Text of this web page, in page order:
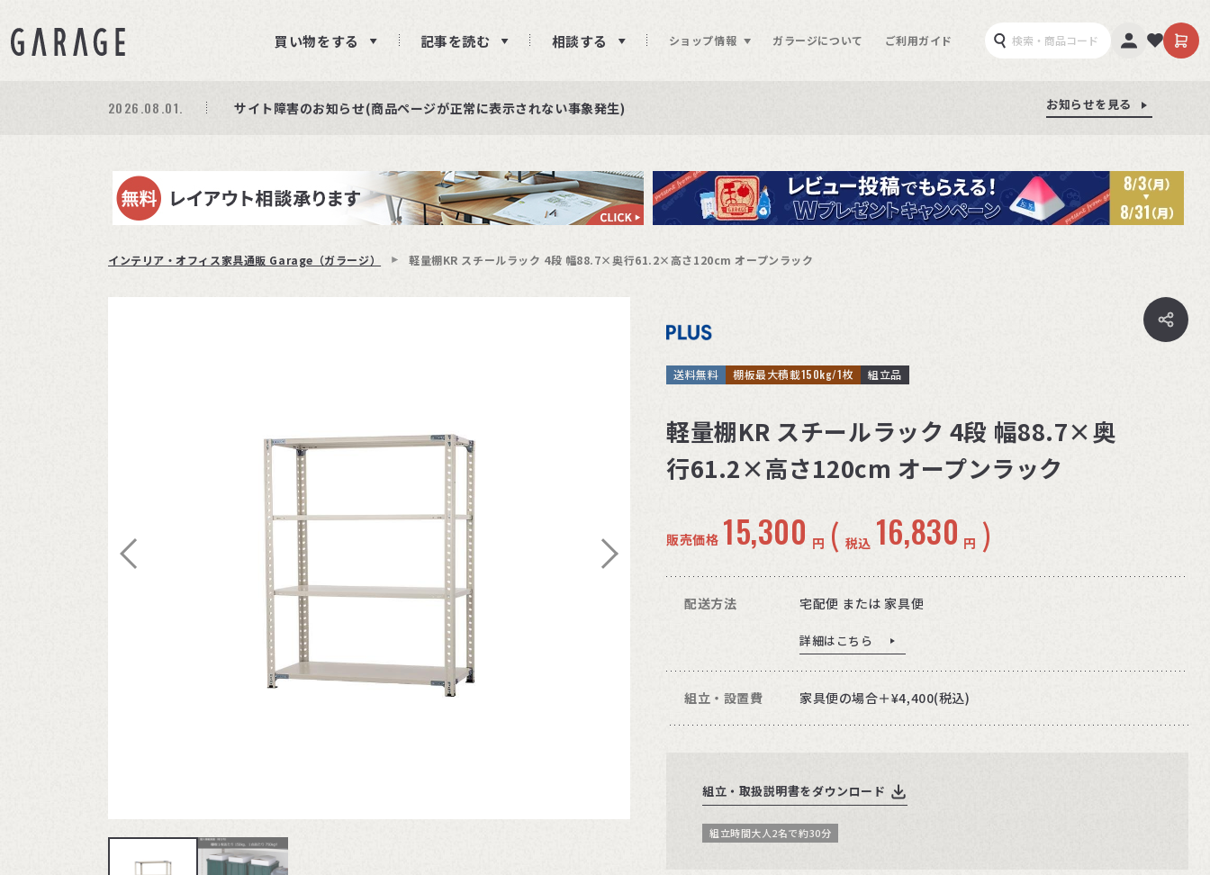
買い物をする 記事を読む 相談する ショップ情報 ガラージについて ご利用ガイド
期間限定プレゼント│レビュー投稿をお待ちしております お知らせを見る
商品ページ障害復旧のお知らせ お知らせを見る
2026.08.01. サイト障害のお知らせ(商品ページが正常に表示されない事象発生) お知らせを見る
インテリア・オフィス家具通販 Garage（ガラージ） 軽量棚KR スチールラック 4段 幅88.7×奥行61.2×高さ120cm オープンラック
送料無料 棚板最大積載150kg/1枚 組立品
軽量棚KR スチールラック 4段 幅88.7×奥
行61.2×高さ120cm オープンラック
販売価格 15,300 円 ( 税込 16,830 円 )
配送方法 宅配便 または 家具便
詳細はこちら
組立・設置費 家具便の場合＋¥4,400(税込)
組立・取扱説明書をダウンロード
組立時間大人2名で約30分